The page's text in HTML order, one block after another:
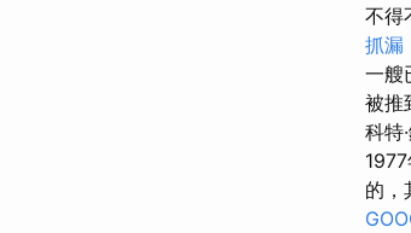
不得
抓漏
一艘
被推
科特
的，